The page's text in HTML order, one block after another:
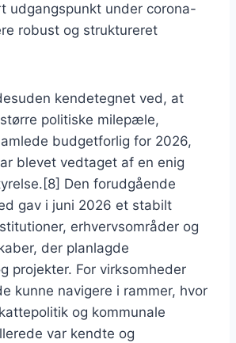
udgangspunkt under corona-
robust og struktureret
kendetegnet ved, at
politiske milepæle,
budgetforlig for 2026,
blevet vedtaget af en enig
Den forudgående
gav i juni 2026 et stabilt
erhvervsområder og
der planlagde
projekter. For virksomheder
kunne navigere i rammer, hvor
og kommunale
var kendte og